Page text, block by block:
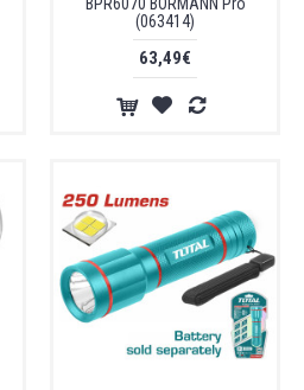
(063414)
63,49€